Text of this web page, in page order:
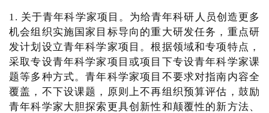
1. 关于青年科学家项目。为给青年科研人员创造更多
机会组织实施国家目标导向的重大研发任务，重点研
发计划设立青年科学家项目。根据领域和专项特点，
采取专设青年科学家项目或项目下专设青年科学家课
题等多种方式。青年科学家项目不要求对指南内容全
覆盖，不下设课题，原则上不再组织预算评估，鼓励
青年科学家大胆探索更具创新性和颠覆性的新方法、